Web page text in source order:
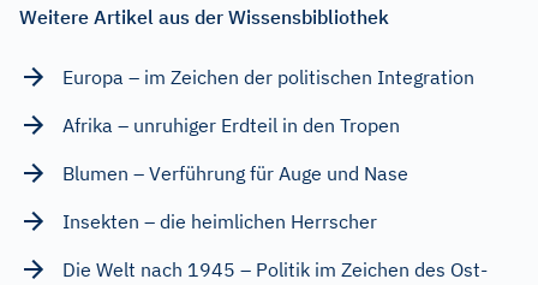
Weitere Artikel aus der Wissensbibliothek
Europa – im Zeichen der politischen Integration
Afrika – unruhiger Erdteil in den Tropen
Blumen – Verführung für Auge und Nase
Insekten – die heimlichen Herrscher
Die Welt nach 1945 – Politik im Zeichen des Ost-